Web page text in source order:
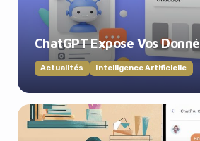
ChatGPT Expose Vos
Actualités Intelligence Artificielle